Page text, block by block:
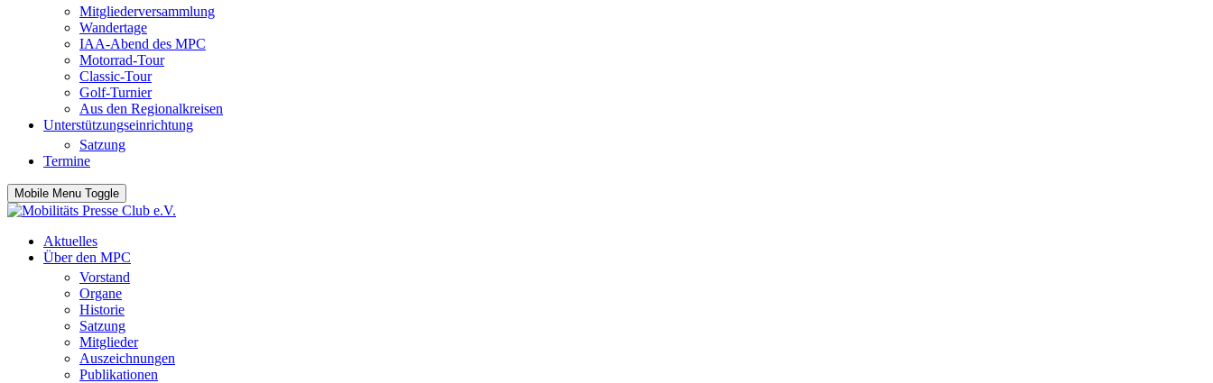
Mitgliederversammlung
Wandertage
IAA-Abend des MPC
Motorrad-Tour
Classic-Tour
Golf-Turnier
Aus den Regionalkreisen
Unterstützungseinrichtung
Satzung
Termine
Mobile Menu Toggle
Aktuelles
Über den MPC
Vorstand
Organe
Historie
Satzung
Mitglieder
Auszeichnungen
Publikationen